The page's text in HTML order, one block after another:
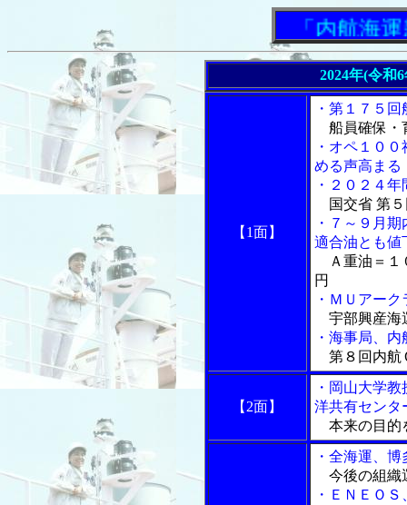
「内航海運新
2024年(令和
【1面】
・第１７５
船員確保・
・オペ１０
める声高まる
・２０２４
国交省 第５
・７～９月
適合油とも値
Ａ重油＝１
円
・ＭＵアー
宇部興産海
・海事局、
第８回内航
【2面】
・岡山大学
洋共有センタ
本来の目的
・全海運、
今後の組織
・ＥＮＥＯ